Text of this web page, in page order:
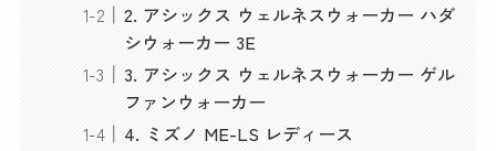
2. アシックス ウェルネスウォーカー ハダ
シウォーカー 3E
3. アシックス ウェルネスウォーカー ゲル
ファンウォーカー
4. ミズノ ME-LS レディース